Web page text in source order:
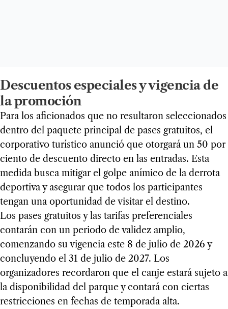
Descuentos especiales y vigencia de
la promoción
Para los aficionados que no resultaron seleccionados
dentro del paquete principal de pases gratuitos, el
corporativo turístico anunció que otorgará un 50 por
ciento de descuento directo en las entradas. Esta
medida busca mitigar el golpe anímico de la derrota
deportiva y asegurar que todos los participantes
tengan una oportunidad de visitar el destino.
Los pases gratuitos y las tarifas preferenciales
contarán con un periodo de validez amplio,
comenzando su vigencia este 8 de julio de 2026 y
concluyendo el 31 de julio de 2027. Los
organizadores recordaron que el canje estará sujeto a
la disponibilidad del parque y contará con ciertas
restricciones en fechas de temporada alta.